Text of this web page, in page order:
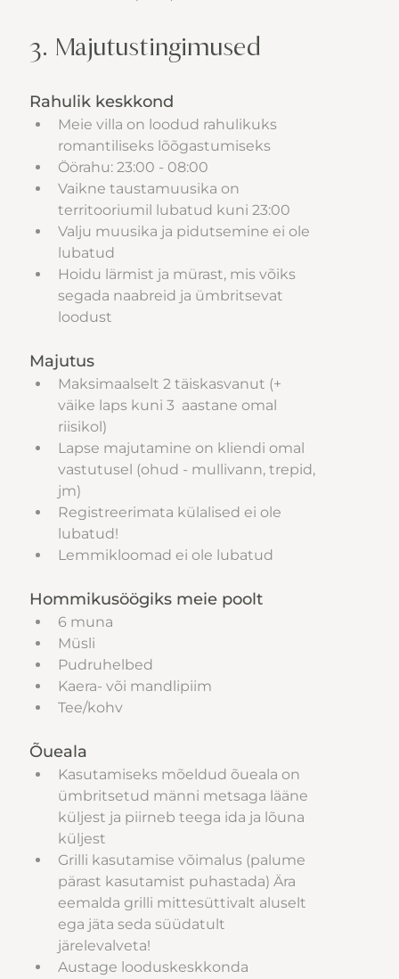
3. Majutustingimused
Rahulik keskkond
Meie villa on loodud rahulikuks
romantiliseks lõõgastumiseks
Öörahu: 23:00 - 08:00
Vaikne taustamuusika on
territooriumil lubatud kuni 23:00
Valju muusika ja pidutsemine ei ole
lubatud
Hoidu lärmist ja mürast, mis võiks
segada naabreid ja ümbritsevat
loodust
Majutus
Maksimaalselt 2 täiskasvanut (+
väike laps kuni 3  aastane omal
riisikol)
Lapse majutamine on kliendi omal
vastutusel (ohud - mullivann, trepid,
jm)
Registreerimata külalised ei ole
lubatud!
Lemmikloomad ei ole lubatud
Hommikusöögiks meie poolt
6 muna
Müsli
Pudruhelbed
Kaera- või mandlipiim
Tee/kohv
Õueala
Kasutamiseks mõeldud õueala on
ümbritsetud männi metsaga lääne
küljest ja piirneb teega ida ja lõuna
küljest
Grilli kasutamise võimalus (palume
pärast kasutamist puhastada) Ära
eemalda grilli mittesüttivalt aluselt
ega jäta seda süüdatult
järelevalveta!
Austage looduskeskkonda